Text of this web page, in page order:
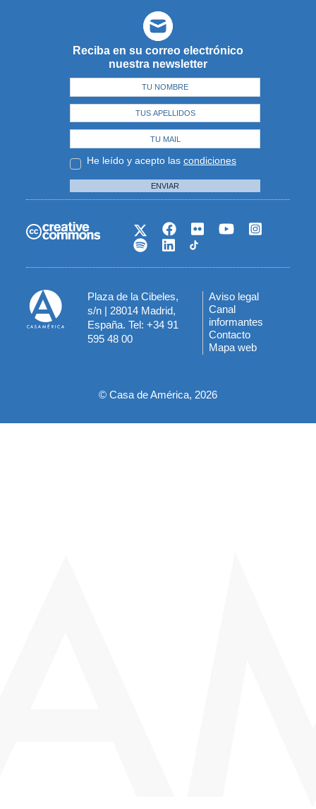
Reciba en su correo electrónico
nuestra newsletter
He leído y acepto las condiciones
ENVIAR
Plaza de la Cibeles,
s/n | 28014 Madrid,
España. Tel: +34 91
595 48 00
Menú
del
pie
Aviso legal
Canal
informantes
Contacto
Mapa web
© Casa de América, 2026